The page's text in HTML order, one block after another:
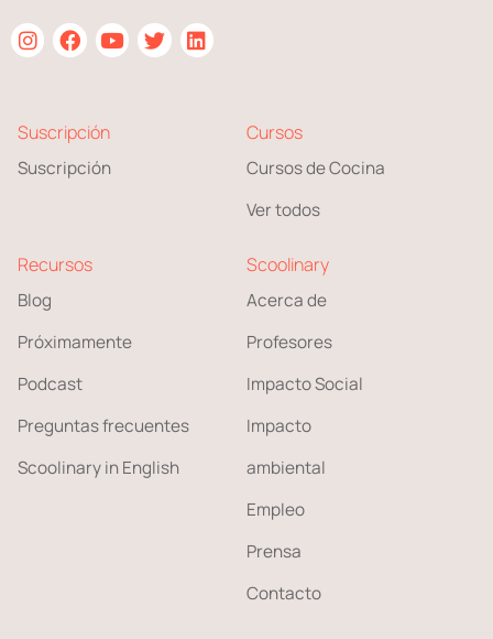
Suscripción
Suscripción
Cursos
Cursos de Cocina
Ver todos
Recursos
Blog
Próximamente
Podcast
Preguntas frecuentes
Scoolinary in English
Scoolinary
Acerca de
Profesores
Impacto Social
Impacto
ambiental
Empleo
Prensa
Contacto